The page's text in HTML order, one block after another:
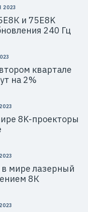
2023
и 75E8K
240 Гц
квартале
на 2%
8K-проекторы
мире лазерный
8К